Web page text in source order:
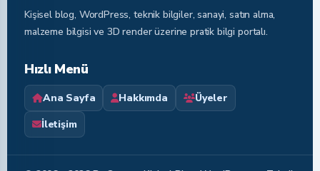
Kişisel blog, WordPress, teknik bilgiler, sanayi, satın alma,
malzeme bilgisi ve 3D render üzerine pratik bilgi portalı.
Hızlı Menü
Ana Sayfa Hakkımda
Üyeler
İletişim